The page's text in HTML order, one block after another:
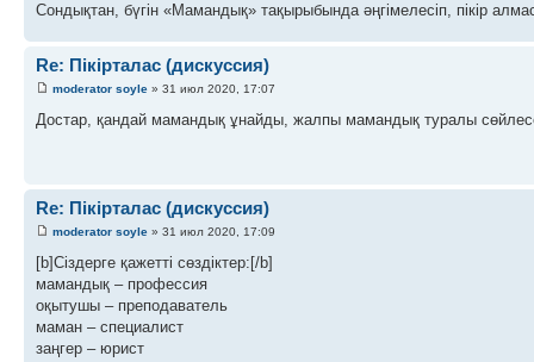
Сондықтан, бүгін «Мамандық» тақырыбында әңгімелесіп, пікір
Re: Пікірталас (дискуссия)
moderator soyle » 31 июл 2020, 17:07
Достар, қандай мамандық ұнайды, жалпы мамандық туралы
Re: Пікірталас (дискуссия)
moderator soyle » 31 июл 2020, 17:09
[b]Сіздерге қажетті сөздіктер:[/b]
мамандық – профессия
оқытушы – преподаватель
маман – специалист
заңгер – юрист